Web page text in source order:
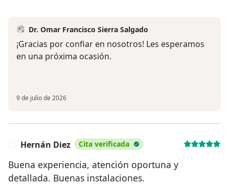
Dr. Omar Francisco Sierra Salgado
¡Gracias por confiar en nosotros! Les esperamos
en una próxima ocasión.
9 de julio de 2026
Hernán Diez Cita verificada
Buena experiencia, atención oportuna y
detallada. Buenas instalaciones.